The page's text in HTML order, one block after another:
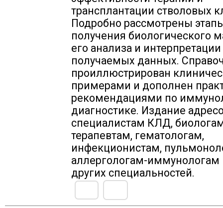
трансплантации стволовых
Подробно рассмотрены
получения биологического
его анализа и интерпретации
получаемых данных.
проиллюстрирован
примерами и дополнен
рекомендациями по
диагностике. Издание
специалистам КЛД,
терапевтам, гематологам,
инфекционистам,
аллергологам-иммунологам
других специальностей.